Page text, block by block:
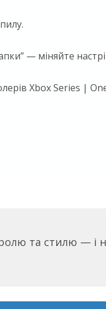
— міняйте
Xbox Series |
та стилю — і